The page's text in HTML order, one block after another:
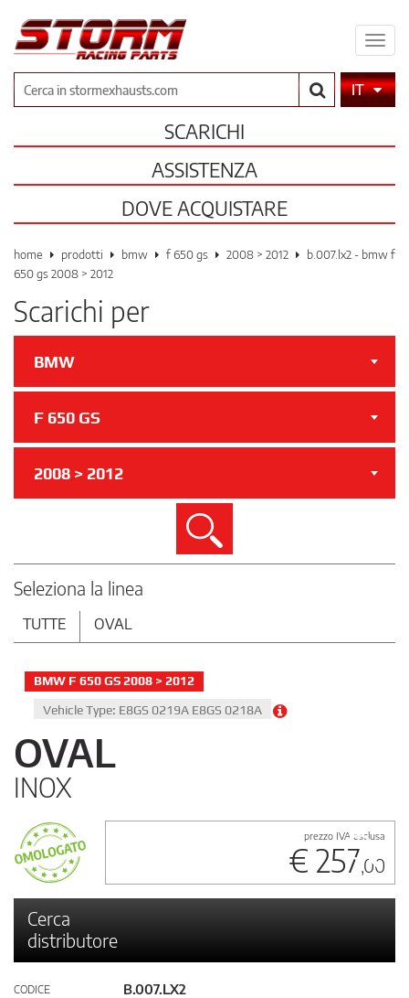
il
CercaIT
SCARICHI
ASSISTENZA
DOVE ACQUISTARE
home prodotti bmw f 650 gs 2008 > 2012
b.007.lx2 - bmw f
650 gs 2008 > 2012
Scarichi per
BMW
F 650 GS
2008 > 2012
Cerca
Seleziona la linea
TUTTE OVAL
BMW F 650 GS 2008 > 2012
Vehicle Type: E8GS 0219A E8GS 0218A
OVAL
INOX
prezzo IVA esclusa
€ 257,00
Cerca
distributore
CODICE B.007.LX2